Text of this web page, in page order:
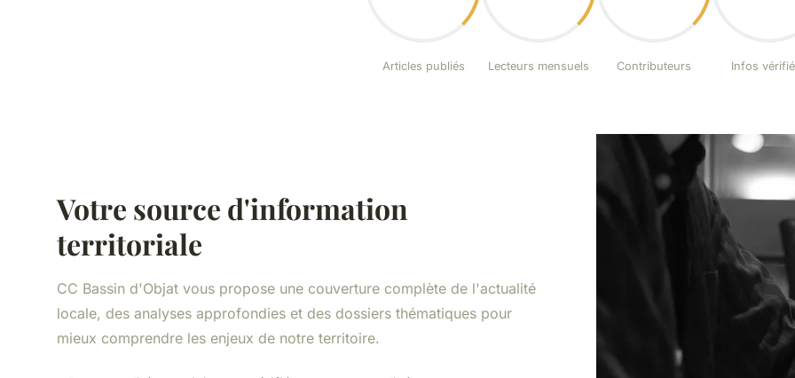
Articles publiés Lecteurs mensuels Contributeurs Infos
Votre source d'information
territoriale
CC Bassin d'Objat vous propose une couverture complète de l'actualité
locale, des analyses approfondies et des dossiers thématiques pour
mieux comprendre les enjeux de notre territoire.